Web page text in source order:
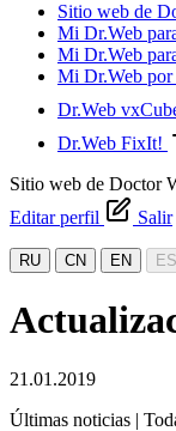
Sitio web de
Mi Dr.Web
Mi Dr.Web
Mi Dr.Web por
Dr.Web
Dr.Web FixIt!
Sitio web de Doctor
Editar perfil
Salir
RU CN EN ES
21.01.2019
Últimas noticias |